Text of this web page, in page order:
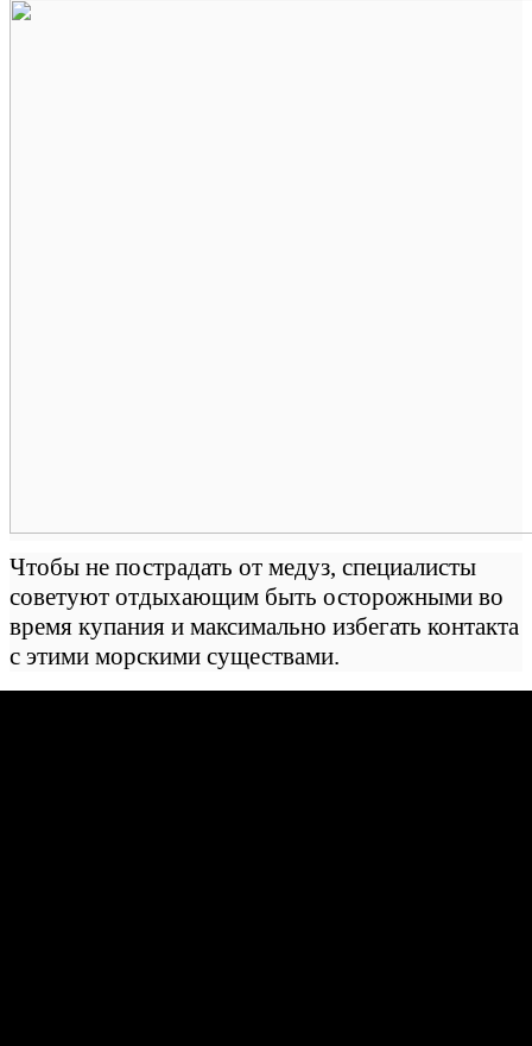
Чтобы не пострадать от медуз, специалисты
советуют отдыхающим быть осторожными во
время купания и максимально избегать контакта
с этими морскими существами.